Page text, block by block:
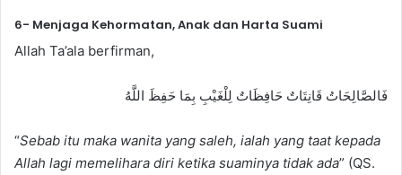
6- Menjaga Kehormatan, Anak dan Harta Suami
Allah Ta’ala berfirman,
فَالصَّالِحَاتُ قَانِتَاتٌ حَافِظَاتٌ لِلْغَيْبِ بِمَا حَفِظَ اللَّهُ
“Sebab itu maka wanita yang saleh, ialah yang taat kepada
Allah lagi memelihara diri ketika suaminya tidak ada” (QS.